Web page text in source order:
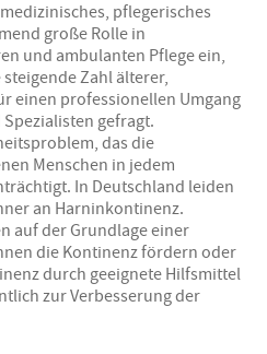
pflegerisches
große Rolle in
und ambulanten Pflege ein,
Zahl älterer,
einen professionellen Umgang
gefragt.
das die
Menschen in jedem
In Deutschland leiden
an Harninkontinenz.
auf der Grundlage einer
die Kontinenz fördern oder
durch geeignete Hilfsmittel
zur Verbesserung der